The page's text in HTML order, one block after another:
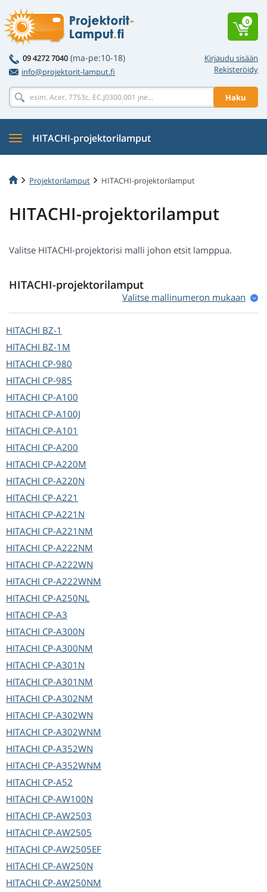
Kirjaudu sisään
Rekisteröidy
09 4272 7040 (ma-pe:10-18)
info@projektorit-lamput.fi
Haku
0
HITACHI-projektorilamput
Projektorilamput HITACHI-projektorilamput
HITACHI-projektorilamput
Valitse HITACHI-projektorisi malli johon etsit lamppua.
HITACHI-projektorilamput
Valitse mallinumeron mukaan
HITACHI BZ-1
HITACHI BZ-1M
HITACHI CP-980
HITACHI CP-985
HITACHI CP-A100
HITACHI CP-A100J
HITACHI CP-A101
HITACHI CP-A200
HITACHI CP-A220M
HITACHI CP-A220N
HITACHI CP-A221
HITACHI CP-A221N
HITACHI CP-A221NM
HITACHI CP-A222NM
HITACHI CP-A222WN
HITACHI CP-A222WNM
HITACHI CP-A250NL
HITACHI CP-A3
HITACHI CP-A300N
HITACHI CP-A300NM
HITACHI CP-A301N
HITACHI CP-A301NM
HITACHI CP-A302NM
HITACHI CP-A302WN
HITACHI CP-A302WNM
HITACHI CP-A352WN
HITACHI CP-A352WNM
HITACHI CP-A52
HITACHI CP-AW100N
HITACHI CP-AW2503
HITACHI CP-AW2505
HITACHI CP-AW2505EF
HITACHI CP-AW250N
HITACHI CP-AW250NM